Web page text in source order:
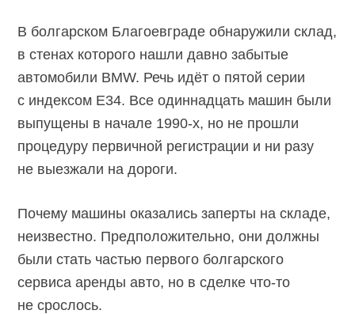
В болгарском Благоевграде обнаружили склад,
в стенах которого нашли давно забытые
автомобили BMW. Речь идёт о пятой серии
с индексом E34. Все одиннадцать машин были
выпущены в начале 1990-х, но не прошли
процедуру первичной регистрации и ни разу
не выезжали на дороги.
Почему машины оказались заперты на складе,
неизвестно. Предположительно, они должны
были стать частью первого болгарского
сервиса аренды авто, но в сделке что-то
не срослось.